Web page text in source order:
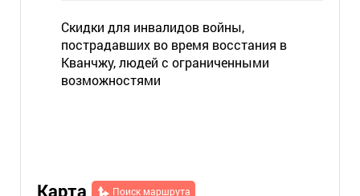
Скидки для инвалидов войны,
пострадавших во время восстания в
Кванчжу, людей с ограниченными
возможностями
Карта Поиск маршрута